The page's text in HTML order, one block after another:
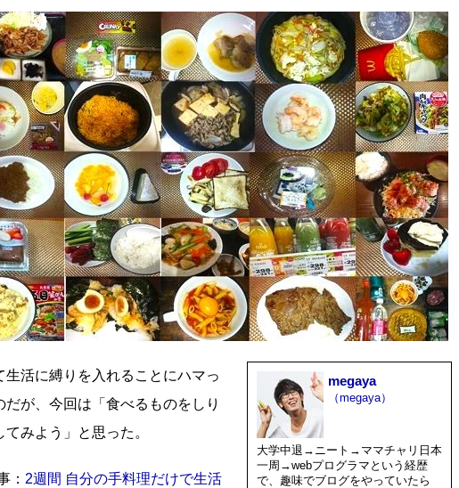
生活に縛りを入れることにハマっ
が、今回は「食べるものをしり
みよう」と思った。
： 2週間 自分の手料理だけで生活
megaya
（megaya）
大学中退→ニート→ママチャリ日本
一周→webプログラマという経歴
で、趣味でブログをやっていたら